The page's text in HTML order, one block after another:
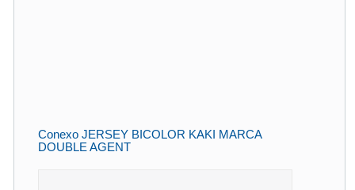
Conexo JERSEY BICOLOR KAKI MARCA
DOUBLE AGENT